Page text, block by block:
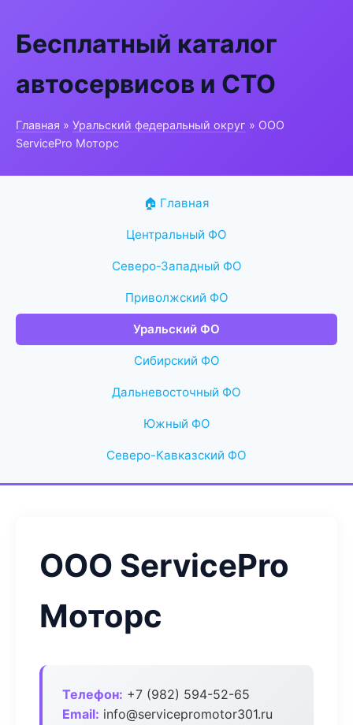
Бесплатный каталог
автосервисов и СТО
Главная » Уральский федеральный округ » ООО
ServicePro Моторс
🏠 Главная
Центральный ФО
Северо-Западный ФО
Приволжский ФО
Уральский ФО
Сибирский ФО
Дальневосточный ФО
Южный ФО
Северо-Кавказский ФО
ООО ServicePro
Моторс
Телефон: +7 (982) 594-52-65
Email: info@servicepromotor301.ru